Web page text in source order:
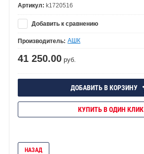
Артикул: k1720516
Добавить к сравнению
Производитель: АШК
41 250.00 руб.
ДОБАВИТЬ В КОРЗИНУ
КУПИТЬ В ОДИН КЛИК
НАЗАД